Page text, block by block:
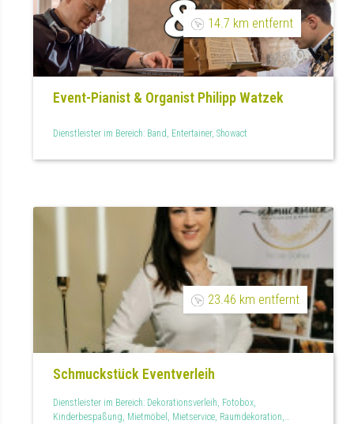
14.7 km entfernt
Event-Pianist & Organist Philipp Watzek
Dienstleister im Bereich: Band, Entertainer, Showact
23.46 km entfernt
Schmuckstück Eventverleih
Dienstleister im Bereich: Dekorationsverleih, Fotobox,
Kinderbespaßung, Mietmöbel, Mietservice, Raumdekoration,